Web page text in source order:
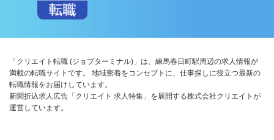
「クリエイト転職 (ジョブターミナル)」は、練馬春日町駅周辺の求人情報が
満載の転職サイトです。 地域密着をコンセプトに、仕事探しに役立つ最新の
転職情報をお届けしています。
新聞折込求人広告「クリエイト 求人特集」を展開する株式会社クリエイトが
運営しています。